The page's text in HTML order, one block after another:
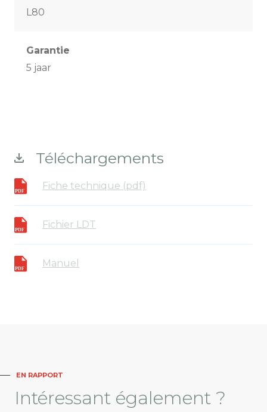
L80
Garantie
5 jaar
Téléchargements
Fiche technique (pdf)
Fichier LDT
Manuel
EN RAPPORT
Intéressant également ?